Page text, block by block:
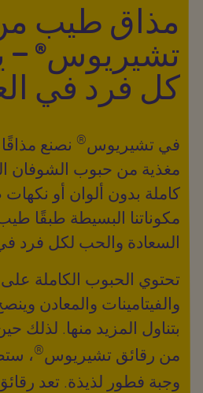
مذاق طيب
تشيريوس® –
كل فرد في
في تشيريوس® نصنع
كاملة بدون ألوان أو
مكوناتنا البسيطة طبقًا
السعادة والحب لكل فرد في
تحتوي الحبوب الكاملة على
والفيتامينات والمعادن
بتناول المزيد منها. لذلك
من رقائق تشيريوس®،
وجبة فطور لذيذة. تعد